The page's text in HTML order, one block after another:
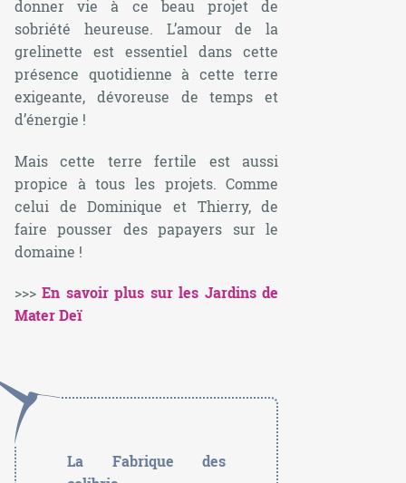
donner vie à ce beau projet de
sobriété heureuse. L’amour de la
grelinette est essentiel dans cette
présence quotidienne à cette terre
exigeante, dévoreuse de temps et
d’énergie !
Mais cette terre fertile est aussi
propice à tous les projets. Comme
celui de Dominique et Thierry, de
faire pousser des papayers sur le
domaine !
>>>En savoir plus sur les Jardins de
Mater Deï
La Fabrique des